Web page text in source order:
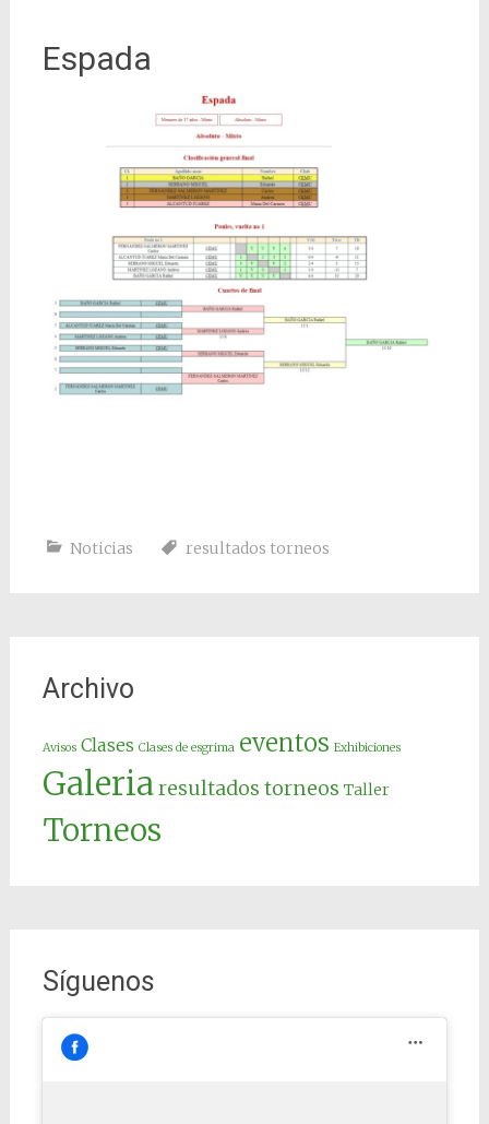
Espada
Noticias resultados torneos
Archivo
Avisos Clases Clases de esgrima eventos Exhibiciones
Galeriaresultados torneos Taller
Torneos
Síguenos